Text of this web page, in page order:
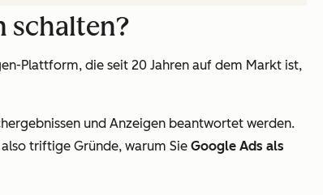
schalten?
Plattform, die seit 20 Jahren auf dem Markt ist,
und Anzeigen beantwortet werden.
triftige Gründe, warum Sie Google Ads als